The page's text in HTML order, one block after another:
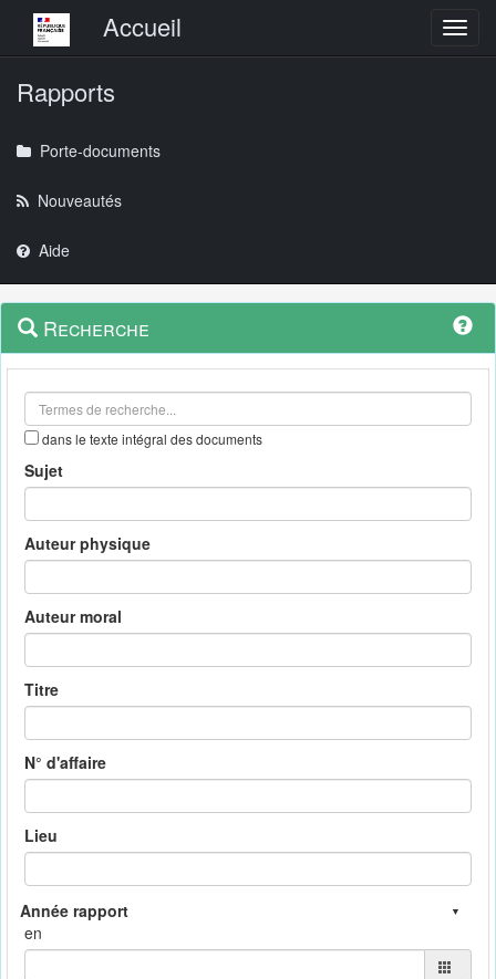
Menu principalAccueil
Rapports
Porte-documents
Nouveautés
Aide
Navigation
outils
Menu
contextuel
Recherche
dans le texte intégral des documents
Sujet
Auteur physique
Auteur moral
Titre
N° d'affaire
Lieu
en